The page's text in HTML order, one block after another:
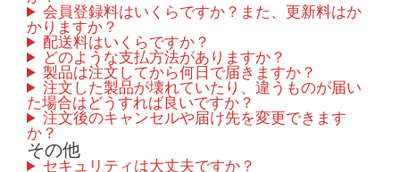
会員登録料はいくらですか？また、更新料はか
かりますか？
配送料はいくらですか？
どのような支払方法がありますか？
製品は注文してから何日で届きますか？
注文した製品が壊れていたり、違うものが届い
た場合はどうすれば良いですか？
注文後のキャンセルや届け先を変更できます
か？
その他
セキュリティは大丈夫ですか？